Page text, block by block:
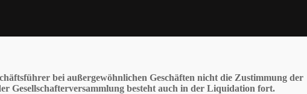
bei außergewöhnlichen Geschäften nicht die Zustimmung der
Gesellschafterversammlung besteht auch in der Liquidation fort.